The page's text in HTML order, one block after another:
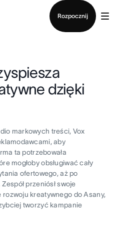
Rozpocznij
dzięki
markowych treści, Vox
aby
ta potrzebowała
mogłoby obsługiwać cały
ofertowego, aż po
przeniósł swoje
rozwoju kreatywnego do Asany,
tworzyć kampanie